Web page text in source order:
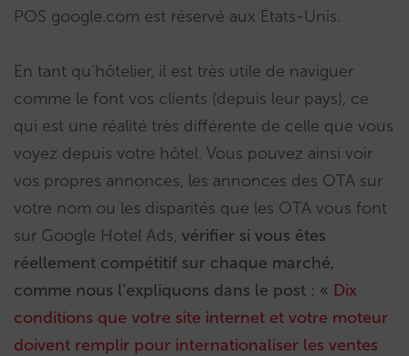
POS google.com est réservé aux États-Unis.
En tant qu’hôtelier, il est très utile de naviguer
comme le font vos clients (depuis leur pays), ce
qui est une réalité très différente de celle que vous
voyez depuis votre hôtel. Vous pouvez ainsi voir
vos propres annonces, les annonces des OTA sur
votre nom ou les disparités que les OTA vous font
sur Google Hotel Ads, vérifier si vous êtes
réellement compétitif sur chaque marché,
comme nous l’expliquons dans le post : « Dix
conditions que votre site internet et votre moteur
doivent remplir pour internationaliser les ventes